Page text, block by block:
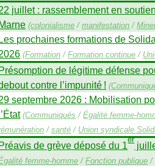
juillet : rassemblement en
(colonialisme /manifestation /
prochaines formations de
(Formation /Formation continue /
de légitime défense
contre l’impunité ! (
septembre 2026 : Mobilisation
(Communiqués /Égalité femme-
/santé / Union syndicale
de grève déposé du 1er
femme-homme/Fonction publique /